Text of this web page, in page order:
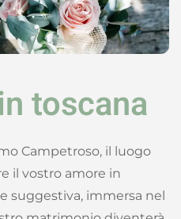
toscana
Campetroso, il luogo
il vostro amore in
suggestiva, immersa nel